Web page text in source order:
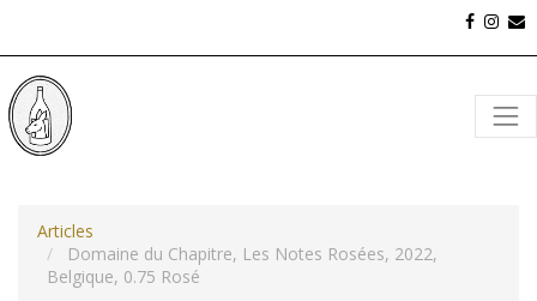
Articles
Domaine du Chapitre, Les Notes Rosées, 2022,
Belgique, 0.75 Rosé